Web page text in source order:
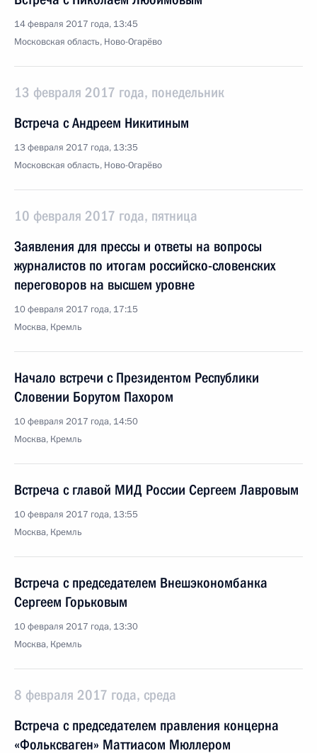
14 февраля 2017 года, 13:45
Московская область, Ново-Огарёво
13 февраля 2017 года, понедельник
Встреча с Андреем Никитиным
13 февраля 2017 года, 13:35
Московская область, Ново-Огарёво
10 февраля 2017 года, пятница
Заявления для прессы и ответы на вопросы
журналистов по итогам российско-словенских
переговоров на высшем уровне
10 февраля 2017 года, 17:15
Москва, Кремль
Начало встречи с Президентом Республики
Словении Борутом Пахором
10 февраля 2017 года, 14:50
Москва, Кремль
Встреча с главой МИД России Сергеем Лавровым
10 февраля 2017 года, 13:55
Москва, Кремль
Встреча с председателем Внешэкономбанка
Сергеем Горьковым
10 февраля 2017 года, 13:30
Москва, Кремль
8 февраля 2017 года, среда
Встреча с председателем правления концерна
«Фольксваген» Маттиасом Мюллером